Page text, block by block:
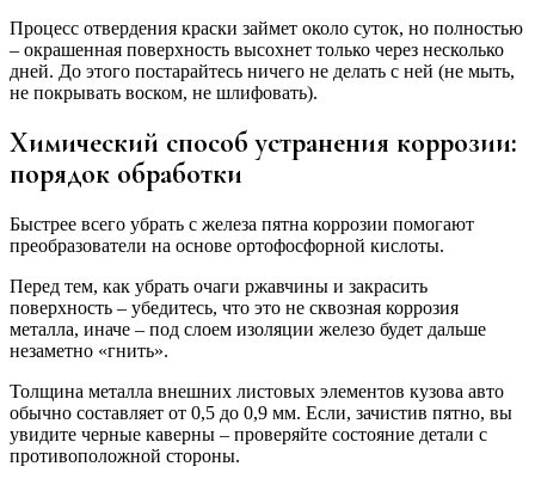
Процесс отвердения краски займет около суток, но полностью
– окрашенная поверхность высохнет только через несколько
дней. До этого постарайтесь ничего не делать с ней (не мыть,
не покрывать воском, не шлифовать).
Химический способ устранения коррозии:
порядок обработки
Быстрее всего убрать с железа пятна коррозии помогают
преобразователи на основе ортофосфорной кислоты.
Перед тем, как убрать очаги ржавчины и закрасить
поверхность – убедитесь, что это не сквозная коррозия
металла, иначе – под слоем изоляции железо будет дальше
незаметно «гнить».
Толщина металла внешних листовых элементов кузова авто
обычно составляет от 0,5 до 0,9 мм. Если, зачистив пятно, вы
увидите черные каверны – проверяйте состояние детали с
противоположной стороны.